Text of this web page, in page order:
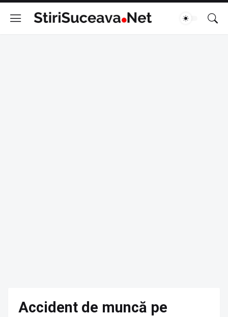
Accident de muncă pe